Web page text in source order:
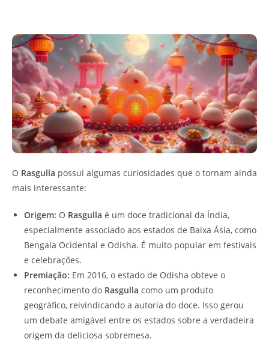
O Rasgulla possui algumas curiosidades que o tornam ainda
mais interessante:
Origem: O Rasgulla é um doce tradicional da Índia,
especialmente associado aos estados de Baixa Ásia, como
Bengala Ocidental e Odisha. É muito popular em festivais
e celebrações.
Premiação: Em 2016, o estado de Odisha obteve o
reconhecimento do Rasgulla como um produto
geográfico, reivindicando a autoria do doce. Isso gerou
um debate amigável entre os estados sobre a verdadeira
origem da deliciosa sobremesa.